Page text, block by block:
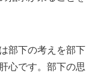
部下の考えを部下
心です。部下の思